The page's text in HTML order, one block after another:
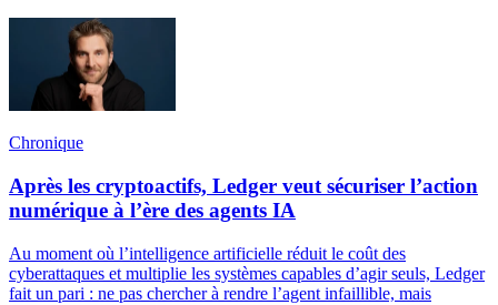
Chronique
Après les cryptoactifs, Ledger veut sécuriser l’action
numérique à l’ère des agents IA
Au moment où l’intelligence artificielle réduit le coût des
cyberattaques et multiplie les systèmes capables d’agir seuls, Ledger
fait un pari : ne pas chercher à rendre l’agent infaillible, mais